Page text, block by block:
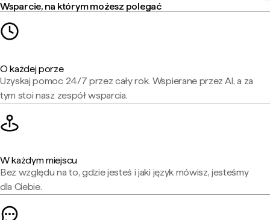
Wsparcie, na którym możesz polegać
O każdej porze
Uzyskaj pomoc 24/7 przez cały rok. Wspierane przez AI, a za
tym stoi nasz zespół wsparcia.
W każdym miejscu
Bez względu na to, gdzie jesteś i jaki język mówisz, jesteśmy
dla Ciebie.